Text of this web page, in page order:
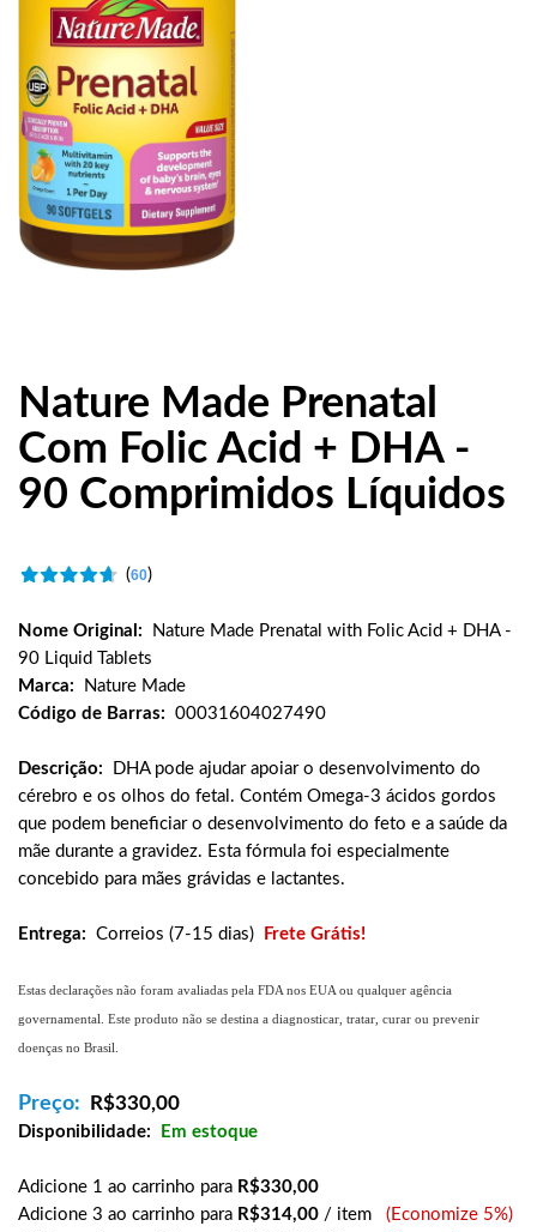
Nature Made Prenatal
Com Folic Acid + DHA -
90 Comprimidos Líquidos
(60)
Nome Original:
Nature Made Prenatal with Folic Acid + DHA -
90 Liquid Tablets
Marca:
Nature Made
Código de Barras: 00031604027490
Descrição:
DHA pode ajudar apoiar o desenvolvimento do
cérebro e os olhos do fetal. Contém Omega-3 ácidos gordos
que podem beneficiar o desenvolvimento do feto e a saúde da
mãe durante a gravidez. Esta fórmula foi especialmente
concebido para mães grávidas e lactantes.
Entrega: Correios (7-15 dias) Frete Grátis!
Estas declarações não foram avaliadas pela FDA nos EUA ou qualquer agência
governamental. Este produto não se destina a diagnosticar, tratar, curar ou prevenir
doenças no Brasil.
Preço: R$330,00
Disponibilidade: Em estoque
Adicione 1 ao carrinho para R$330,00
Adicione 3 ao carrinho para R$314,00 / item (Economize 5%)